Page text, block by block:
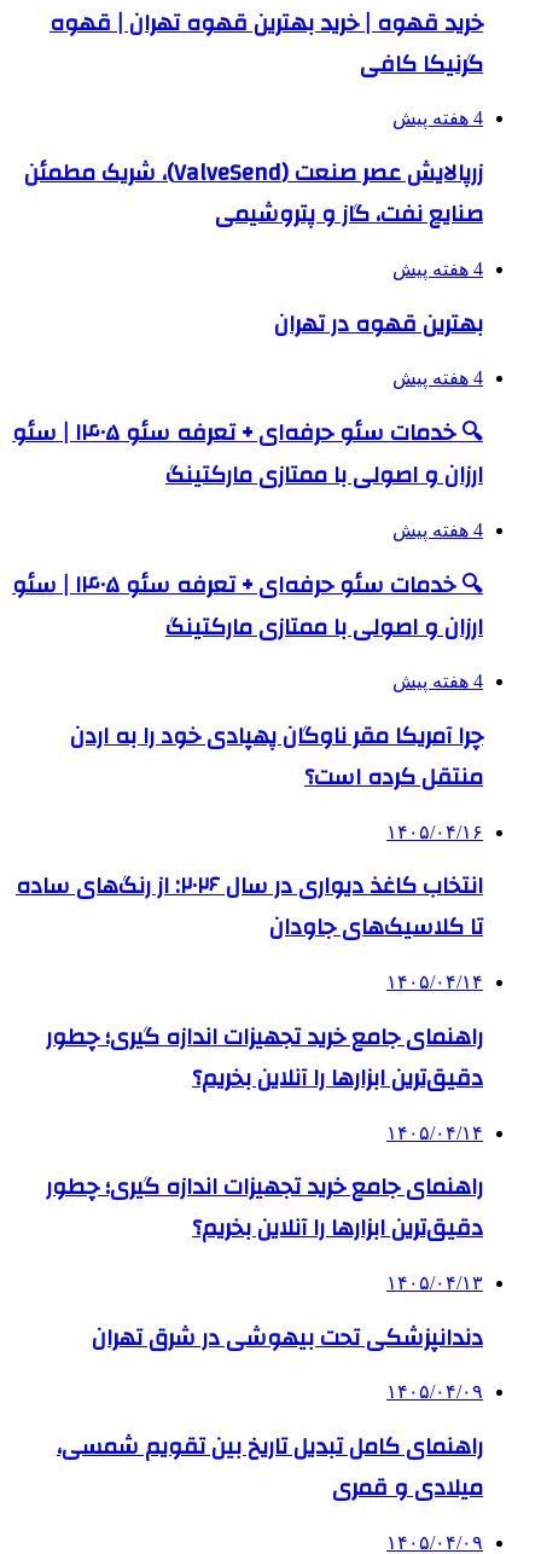
خرید قهوه | خرید بهترین قهوه تهران | قهوه
گرنیکا کافی
4 هفته پیش
زرپالایش عصر صنعت (ValveSend)، شریک مطمئن
صنایع نفت، گاز و پتروشیمی
4 هفته پیش
بهترین قهوه در تهران
4 هفته پیش
🔍 خدمات سئو حرفه‌ای + تعرفه سئو ۱۴۰۵ | سئو
ارزان و اصولی با ممتازی مارکتینگ
4 هفته پیش
🔍 خدمات سئو حرفه‌ای + تعرفه سئو ۱۴۰۵ | سئو
ارزان و اصولی با ممتازی مارکتینگ
4 هفته پیش
چرا آمریکا مقر ناوگان پهپادی خود را به اردن
منتقل کرده است؟
۱۴۰۵/۰۴/۱۶
انتخاب کاغذ دیواری در سال ۲۰۲۶: از رنگ‌های ساده
تا کلاسیک‌های جاودان
۱۴۰۵/۰۴/۱۴
راهنمای جامع خرید تجهیزات اندازه گیری؛ چطور
دقیق‌ترین ابزارها را آنلاین بخریم؟
۱۴۰۵/۰۴/۱۴
راهنمای جامع خرید تجهیزات اندازه گیری؛ چطور
دقیق‌ترین ابزارها را آنلاین بخریم؟
۱۴۰۵/۰۴/۱۳
دندانپزشکی تحت بیهوشی در شرق تهران
۱۴۰۵/۰۴/۰۹
راهنمای کامل تبدیل تاریخ بین تقویم شمسی،
میلادی و قمری
۱۴۰۵/۰۴/۰۹